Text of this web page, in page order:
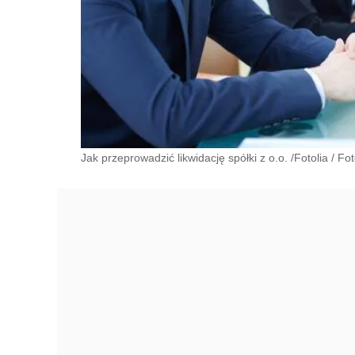
Jak przeprowadzić likwidację spółki z o.o. /Fotolia /